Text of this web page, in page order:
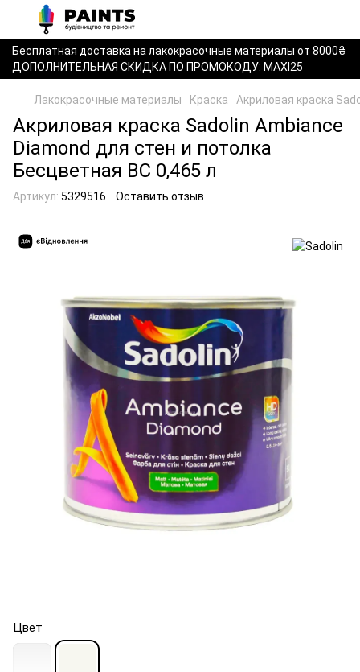
Бесплатная доставка на лакокрасочные материалы от 8000₴
ДОПОЛНИТЕЛЬНАЯ СКИДКА ПО ПРОМОКОДУ: MAXI25
Лакокрасочные материалы Краска Акриловая краска
Акриловая краска Sadolin Ambiance
Diamond для стен и потолка
Бесцветная BC 0,465 л
Артикул: 5329516 Оставить отзыв
Цвет